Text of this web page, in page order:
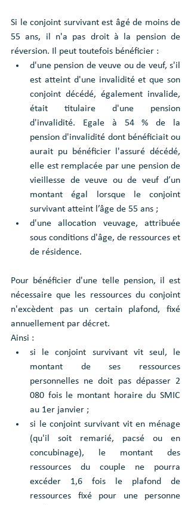
Si le conjoint survivant est âgé de moins de
55 ans, il n'a pas droit à la pension de
réversion. Il peut toutefois bénéficier :
d'une pension de veuve ou de veuf, s'il
est atteint d'une invalidité et que son
conjoint décédé, également invalide,
était titulaire d'une pension
d'invalidité. Egale à 54 % de la
pension d'invalidité dont bénéficiait ou
aurait pu bénéficier l'assuré décédé,
elle est remplacée par une pension de
vieillesse de veuve ou de veuf d’un
montant égal lorsque le conjoint
survivant atteint l’âge de 55 ans ;
d'une allocation veuvage, attribuée
sous conditions d'âge, de ressources et
de résidence.
Pour bénéficier d'une telle pension, il est
nécessaire que les ressources du conjoint
n'excèdent pas un certain plafond, fixé
annuellement par décret.
Ainsi :
si le conjoint survivant vit seul, le
montant de ses ressources
personnelles ne doit pas dépasser 2
080 fois le montant horaire du SMIC
au 1er janvier ;
si le conjoint survivant vit en ménage
(qu'il soit remarié, pacsé ou en
concubinage), le montant des
ressources du couple ne pourra
excéder 1,6 fois le plafond de
ressources fixé pour une personne